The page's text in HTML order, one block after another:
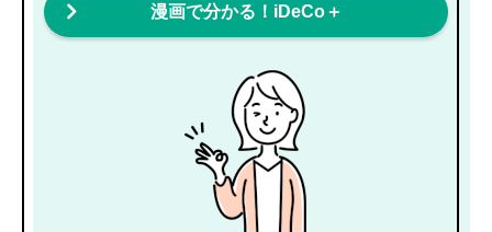
漫画で分かる！ iDeCo＋